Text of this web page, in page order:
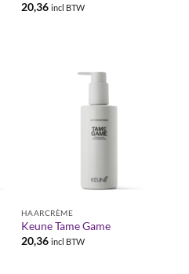
Gewaardeerd
20,36 incl BTW
HAARCRÈME
Keune Tame Game
20,36 incl BTW